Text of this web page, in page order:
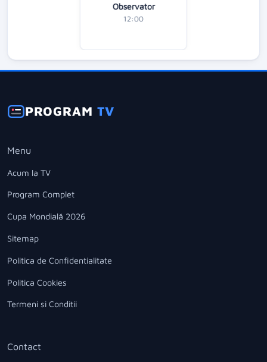
Observator
12:00
PROGRAMTV
Menu
Acum la TV
Program Complet
Cupa Mondială 2026
Sitemap
Politica de Confidentialitate
Politica Cookies
Termeni si Conditii
Contact